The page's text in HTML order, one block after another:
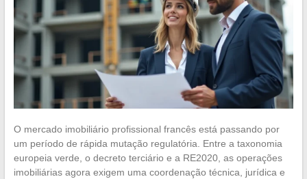
O mercado imobiliário profissional francês está passando por
um período de rápida mutação regulatória. Entre a taxonomia
europeia verde, o decreto terciário e a RE2020, as operações
imobiliárias agora exigem uma coordenação técnica, jurídica e